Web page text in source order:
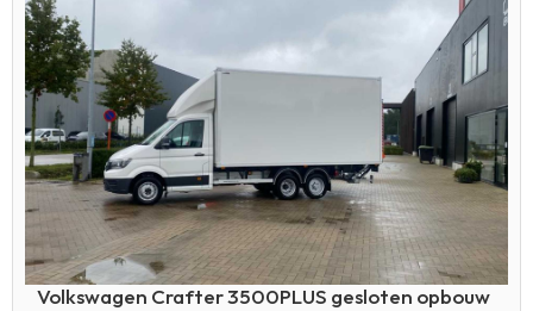
Volkswagen Crafter 3500PLUS gesloten opbouw